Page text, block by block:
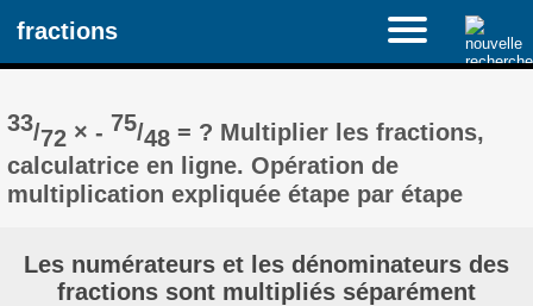
fractions
33/72 × - 75/48 = ? Multiplier les fractions,
calculatrice en ligne. Opération de
multiplication expliquée étape par étape
Les numérateurs et les dénominateurs des
fractions sont multipliés séparément